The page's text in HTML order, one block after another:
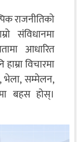
राजनीतिको
संविधानमा
आधारित
विचारमा
भेला, सम्मेलन,
बहस होस्।